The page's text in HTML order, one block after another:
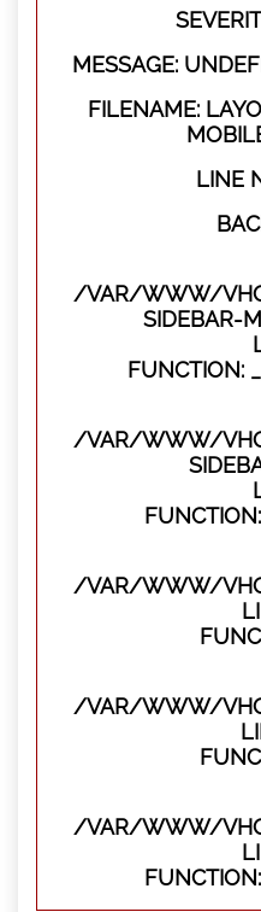
MESSAGE:
FILENAME:
LINE
/VAR/WWW/
SIDEBAR-
FUNCTION:
/VAR/WWW/
/VAR/WWW/
/VAR/WWW/
/VAR/WWW/